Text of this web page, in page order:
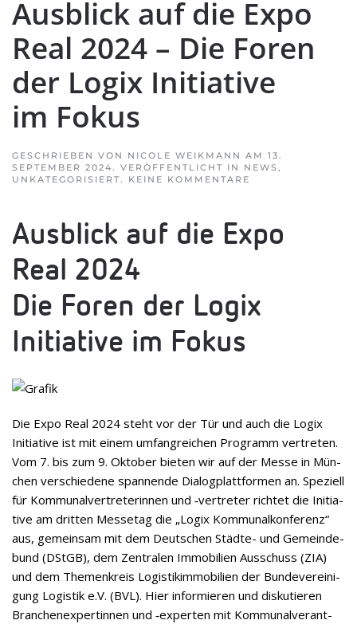
Aus­blick auf die Expo
Real 2024 – Die Foren
der Logix Initia­tive
im Fokus
GESCHRIEBEN VON NICOLE WEIKMANN AM 13.
SEPTEMBER 2024 . VERÖFFENTLICHT IN NEWS ,
UNKATEGORISIERT. KEINE KOMMENTARE
EXPO
REAL
DER
Aus­blick auf die Expo
Real 2024
Die Foren der Logix
Initia­tive im Fokus
Die Expo Real 2024 steht vor der Tür und auch die Logix
Initia­tive ist mit einem umfang­rei­chen Pro­gramm ver­tre­ten.
Vom 7. bis zum 9. Okto­ber bie­ten wir auf der Messe in Mün­
chen ver­schie­dene span­nende Dia­log­platt­for­men an. Spe­zi­ell
für Kom­mu­nal­ver­tre­te­rin­nen und ‑ver­tre­ter rich­tet die Initia­
tive am drit­ten Mes­se­tag die „Logix Kom­mu­nal­kon­fe­renz“
aus, gemein­sam mit dem Deut­schen Städte- und Gemein­de­
bund (DStGB), dem Zen­tra­len Immo­bi­lien Aus­schuss (ZIA)
und dem The­men­kreis Logis­tik­im­mo­bi­lien der Bun­de­ver­ei­ni­
gung Logis­tik e.V. (BVL). Hier infor­mie­ren und dis­ku­tie­ren
Bran­chen­ex­per­tin­nen und ‑exper­ten mit Kom­mu­nal­ver­ant­